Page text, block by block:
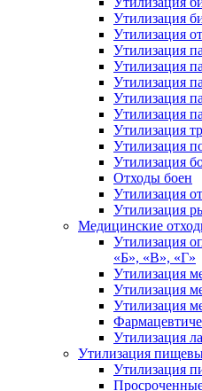
Утилизация
Утилизация
Утилизация
Утилизация
Утилизация
Утилизация
Утилизация
Утилизация
Утилизация
Утилизация
Отходы боен
Утилизация
Утилизация
Медицинские
Утилизация
«Б», «В», «Г»
Утилизация
Утилизация
Утилизация
Утилизация
Утилизация
Утилизация